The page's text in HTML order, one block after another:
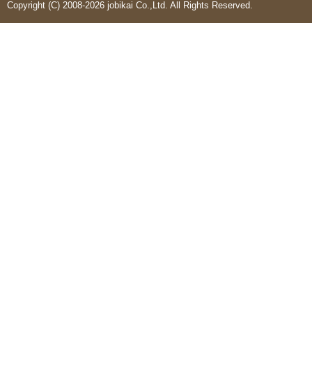
Copyright (C) 2008-2026 jobikai Co.,Ltd. All Rights Reserved.